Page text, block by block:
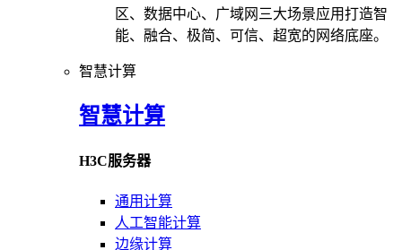
区、数据中心、广域网三大场景应用打造智
能、融合、极简、可信、超宽的网络底座。
智慧计算
智慧计算
H3C服务器
通用计算
人工智能计算
边缘计算